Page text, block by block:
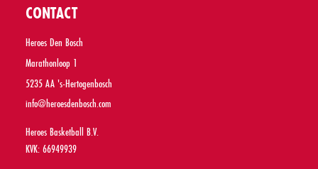
CONTACT
Heroes Den Bosch
Marathonloop 1
5235 AA 's-Hertogenbosch
info@heroesdenbosch.com
Heroes Basketball B.V.
KVK: 66949939